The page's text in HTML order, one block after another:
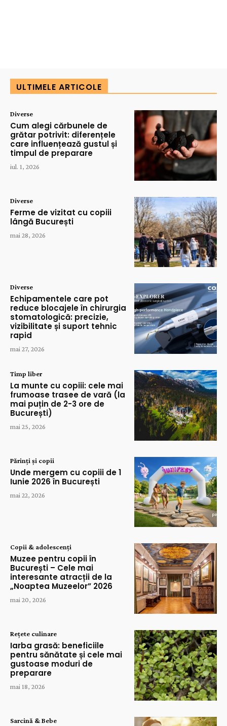
ULTIMELE ARTICOLE
Diverse
Cum alegi cărbunele de
grătar potrivit: diferențele
care influențează gustul și
timpul de preparare
iul. 1, 2026
Diverse
Ferme de vizitat cu copiii
lângă București
mai 28, 2026
Diverse
Echipamentele care pot
reduce blocajele în chirurgia
stomatologică: precizie,
vizibilitate și suport tehnic
rapid
mai 27, 2026
Timp liber
La munte cu copiii: cele mai
frumoase trasee de vară (la
mai puțin de 2-3 ore de
București)
mai 25, 2026
Părinți și copii
Unde mergem cu copiii de 1
Iunie 2026 în București
mai 22, 2026
Copii & adolescenți
Muzee pentru copii în
București – Cele mai
interesante atracții de la
„Noaptea Muzeelor” 2026
mai 20, 2026
Rețete culinare
Iarba grasă: beneficiile
pentru sănătate și cele mai
gustoase moduri de
preparare
mai 18, 2026
Sarcină & Bebe